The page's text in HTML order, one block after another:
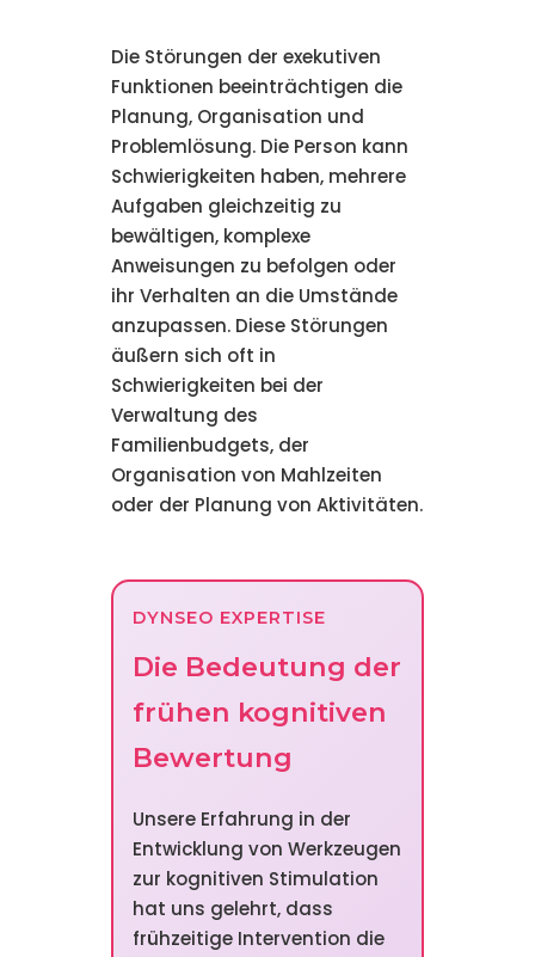
Die Störungen der exekutiven
Funktionen beeinträchtigen die
Planung, Organisation und
Problemlösung. Die Person kann
Schwierigkeiten haben, mehrere
Aufgaben gleichzeitig zu
bewältigen, komplexe
Anweisungen zu befolgen oder
ihr Verhalten an die Umstände
anzupassen. Diese Störungen
äußern sich oft in
Schwierigkeiten bei der
Verwaltung des
Familienbudgets, der
Organisation von Mahlzeiten
oder der Planung von Aktivitäten.
DYNSEO EXPERTISE
Die Bedeutung der
frühen kognitiven
Bewertung
Unsere Erfahrung in der
Entwicklung von Werkzeugen
zur kognitiven Stimulation
hat uns gelehrt, dass
frühzeitige Intervention die